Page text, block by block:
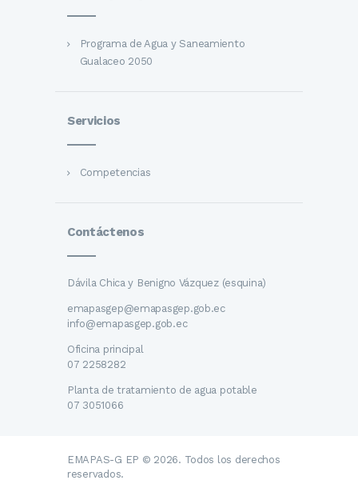
Programa de Agua y Saneamiento
Gualaceo 2050
Servicios
Competencias
Contáctenos
Dávila Chica y Benigno Vázquez (esquina)
emapasgep@emapasgep.gob.ec
info@emapasgep.gob.ec
Oficina principal
07 2258282
Planta de tratamiento de agua potable
07 3051066
EMAPAS-G EP © 2026. Todos los derechos
reservados.